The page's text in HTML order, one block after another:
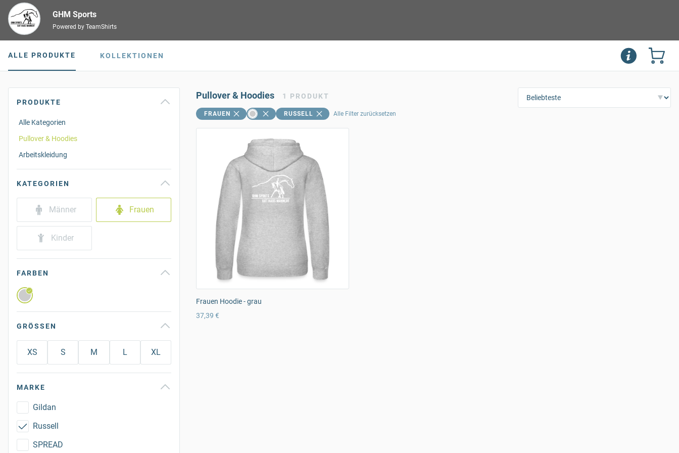
GHM Sports
Powered by TeamShirts
ALLE PRODUKTE KOLLEKTIONEN
PRODUKTE
Alle Kategorien
Pullover & Hoodies
Arbeitskleidung
KATEGORIEN
Männer Frauen
Kinder
FARBEN
GRÖSSEN
XS S M L XL
MARKE
Gildan
Russell
SPREAD
Pullover & Hoodies 1 PRODUKT
FRAUEN RUSSELL Alle Filter zurücksetzen
Frauen Hoodie - grau
37,39 €